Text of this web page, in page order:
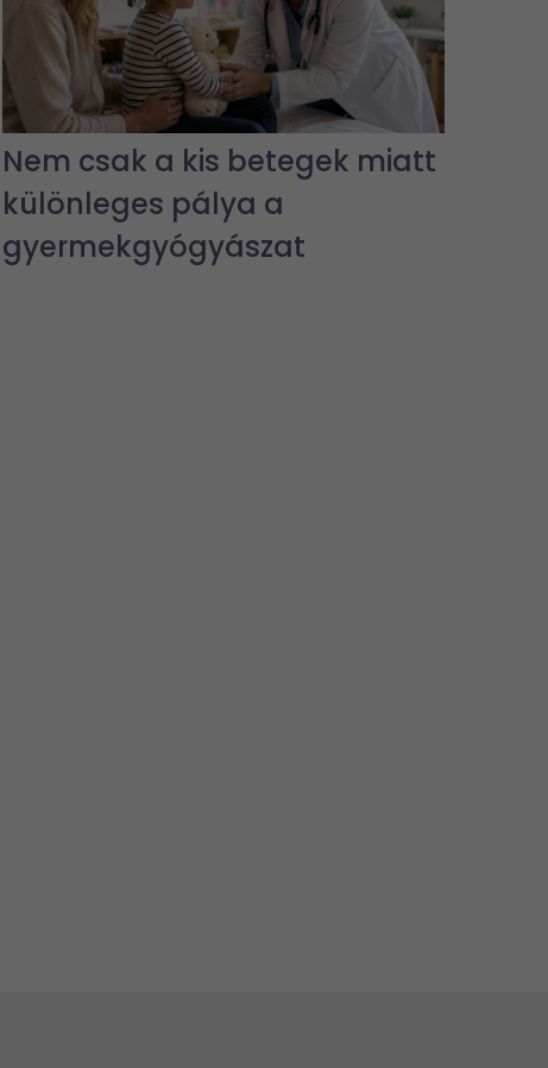
Nem csak a kis betegek miatt
különleges pálya a
gyermekgyógyászat